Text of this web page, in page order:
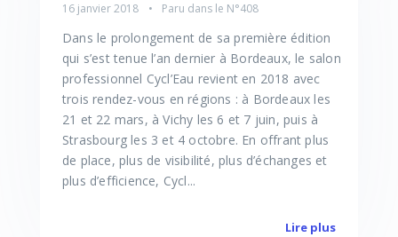
16 janvier 2018 Paru dans le N°408
Dans le prolongement de sa première édition
qui s’est tenue l’an dernier à Bordeaux, le salon
professionnel Cycl’Eau revient en 2018 avec
trois rendez-vous en régions : à Bordeaux les
21 et 22 mars, à Vichy les 6 et 7 juin, puis à
Strasbourg les 3 et 4 octobre. En offrant plus
de place, plus de visibilité, plus d’échanges et
plus d’efficience, Cycl...
Lire plus